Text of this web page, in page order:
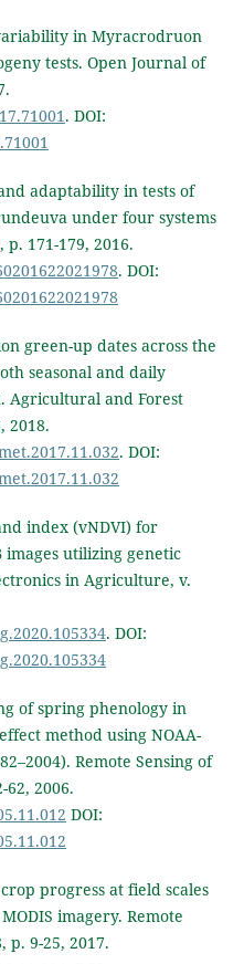
in Myracrodruon
tests. Open Journal of
. DOI:
adaptability in tests of
under four systems
171-179, 2016.
. DOI:
green-up dates across the
seasonal and daily
Agricultural and Forest
2018.
. DOI:
index (vNDVI) for
images utilizing genetic
in Agriculture, v.
. DOI:
of spring phenology in
method using NOAA-
Remote Sensing of
2006.
DOI:
progress at field scales
imagery. Remote
p. 9-25, 2017.